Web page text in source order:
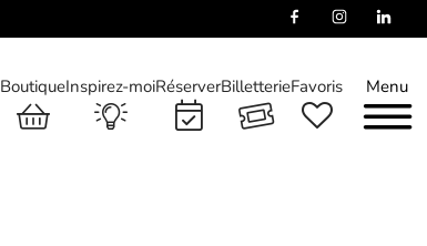
Menu
BoutiqueInspirez-moiRéserverBilletterieFavoris